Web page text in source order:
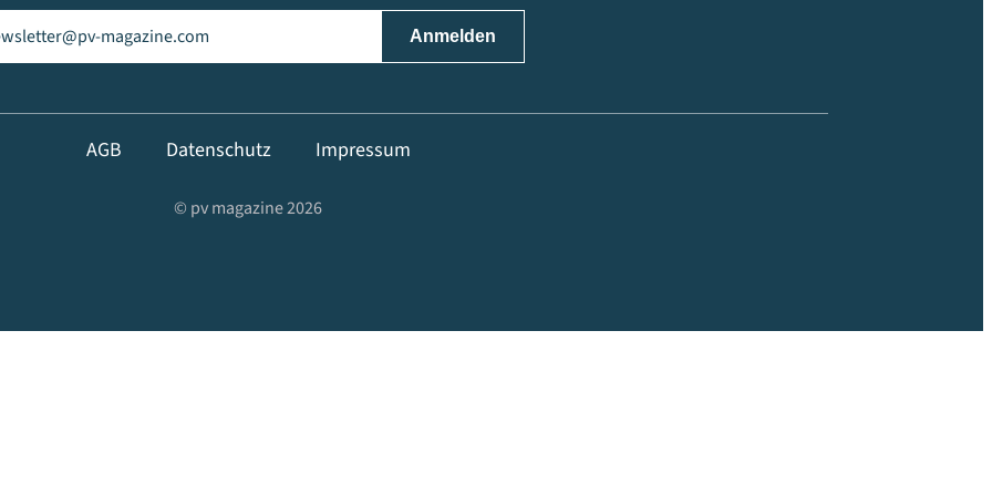
(erforderlich)
AGB Datenschutz Impressum
© pv magazine 2026